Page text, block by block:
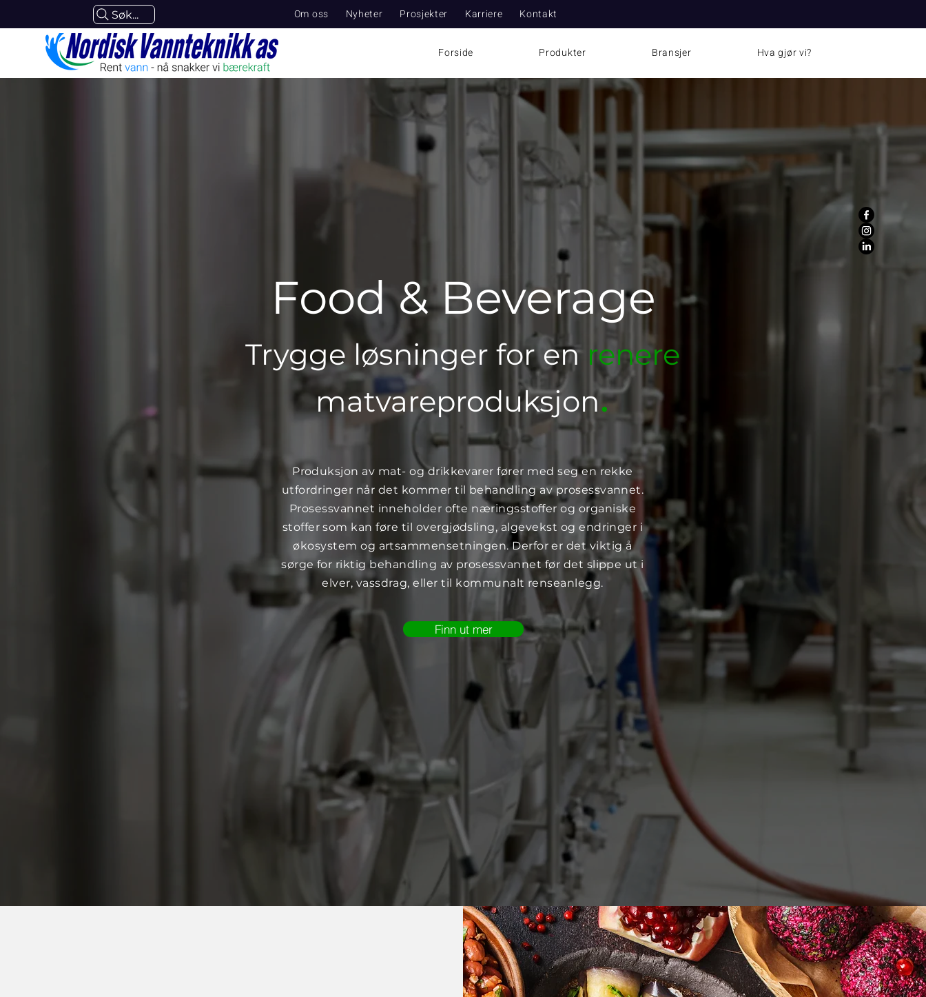
Søk... Om oss Nyheter Prosjekter Karriere Kontakt
Forside Produkter Bransjer Hva gjør vi?
Food & Beverage
Trygge løsninger for en renere
matvareproduksjon.
Produksjon av mat- og drikkevarer fører med seg en rekke
utfordringer når det kommer til behandling av prosessvannet.
Prosessvannet inneholder ofte næringsstoffer og organiske
stoffer som kan føre til overgjødsling, algevekst og endringer i
økosystem og artsammensetningen. Derfor er det viktig å
sørge for riktig behandling av prosessvannet før det slippe ut i
elver, vassdrag, eller til kommunalt renseanlegg.
Finn ut mer